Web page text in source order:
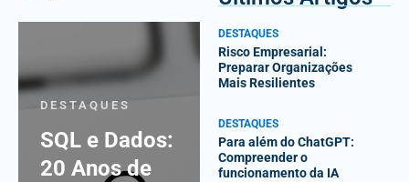
DESTAQUES
SQL e Dados:
20 Anos de
DESTAQUES
Risco Empresarial:
Preparar Organizações
Mais Resilientes
DESTAQUES
Para além do ChatGPT:
Compreender o
funcionamento da IA